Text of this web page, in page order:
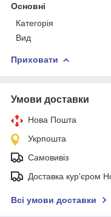
Основні
Категорія
Вид
Приховати
Умови доставки
Нова Пошта
Укрпошта
Самовивіз
Доставка кур'єром
Всі умови доставки